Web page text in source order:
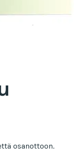
osanottoon.